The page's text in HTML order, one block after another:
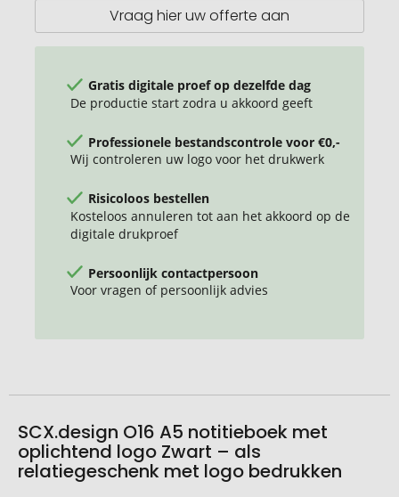
Vraag hier uw offerte aan
Gratis digitale proef op dezelfde dag
De productie start zodra u akkoord geeft
Professionele bestandscontrole voor €0,-
Wij controleren uw logo voor het drukwerk
Risicoloos bestellen
Kosteloos annuleren tot aan het akkoord op de
digitale drukproef
Persoonlijk contactpersoon
Voor vragen of persoonlijk advies
SCX.design O16 A5 notitieboek met
oplichtend logo Zwart – als
relatiegeschenk met logo bedrukken